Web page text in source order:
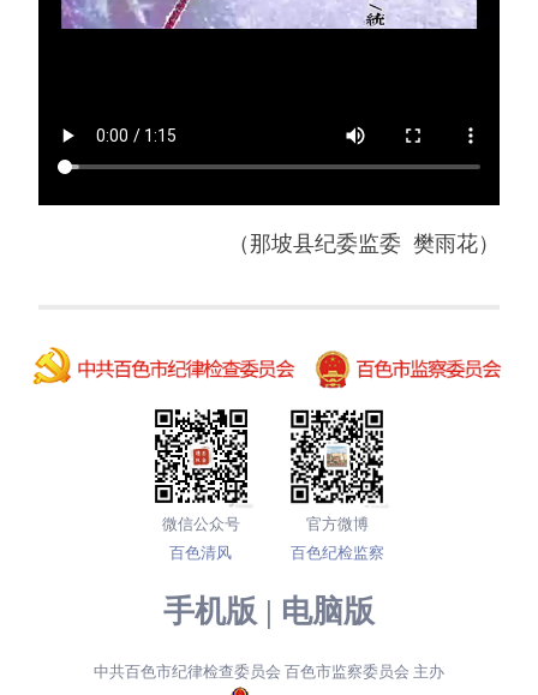
（那坡县纪委监委 樊雨花）
微信公众号
百色清风
官方微博
百色纪检监察
手机版 | 电脑版
中共百色市纪律检查委员会 百色市监察委员会 主办